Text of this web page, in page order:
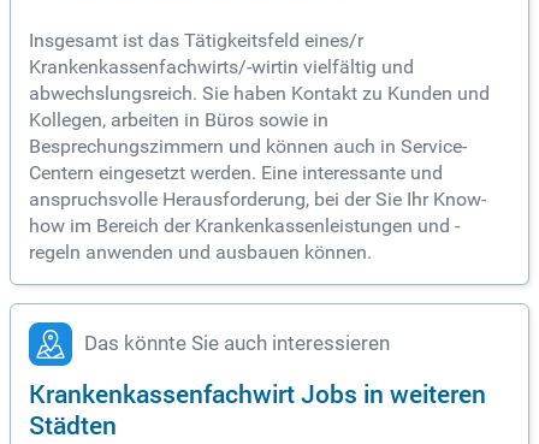
Insgesamt ist das Tätigkeitsfeld eines/r
Krankenkassenfachwirts/-wirtin vielfältig und
abwechslungsreich. Sie haben Kontakt zu Kunden und
Kollegen, arbeiten in Büros sowie in
Besprechungszimmern und können auch in Service-
Centern eingesetzt werden. Eine interessante und
anspruchsvolle Herausforderung, bei der Sie Ihr Know-
how im Bereich der Krankenkassenleistungen und -
regeln anwenden und ausbauen können.
Das könnte Sie auch interessieren
Krankenkassenfachwirt Jobs in weiteren
Städten